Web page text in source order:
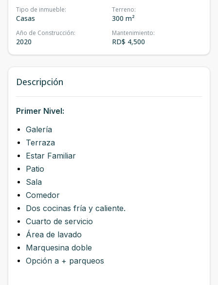
Tipo de inmueble:
Casas
Terreno:
300 m²
Año de Construcción:
2020
Mantenimiento:
RD$ 4,500
Descripción
Primer Nivel:
Galería
Terraza
Estar Familiar
Patio
Sala
Comedor
Dos cocinas fría y caliente.
Cuarto de servicio
Área de lavado
Marquesina doble
Opción a + parqueos